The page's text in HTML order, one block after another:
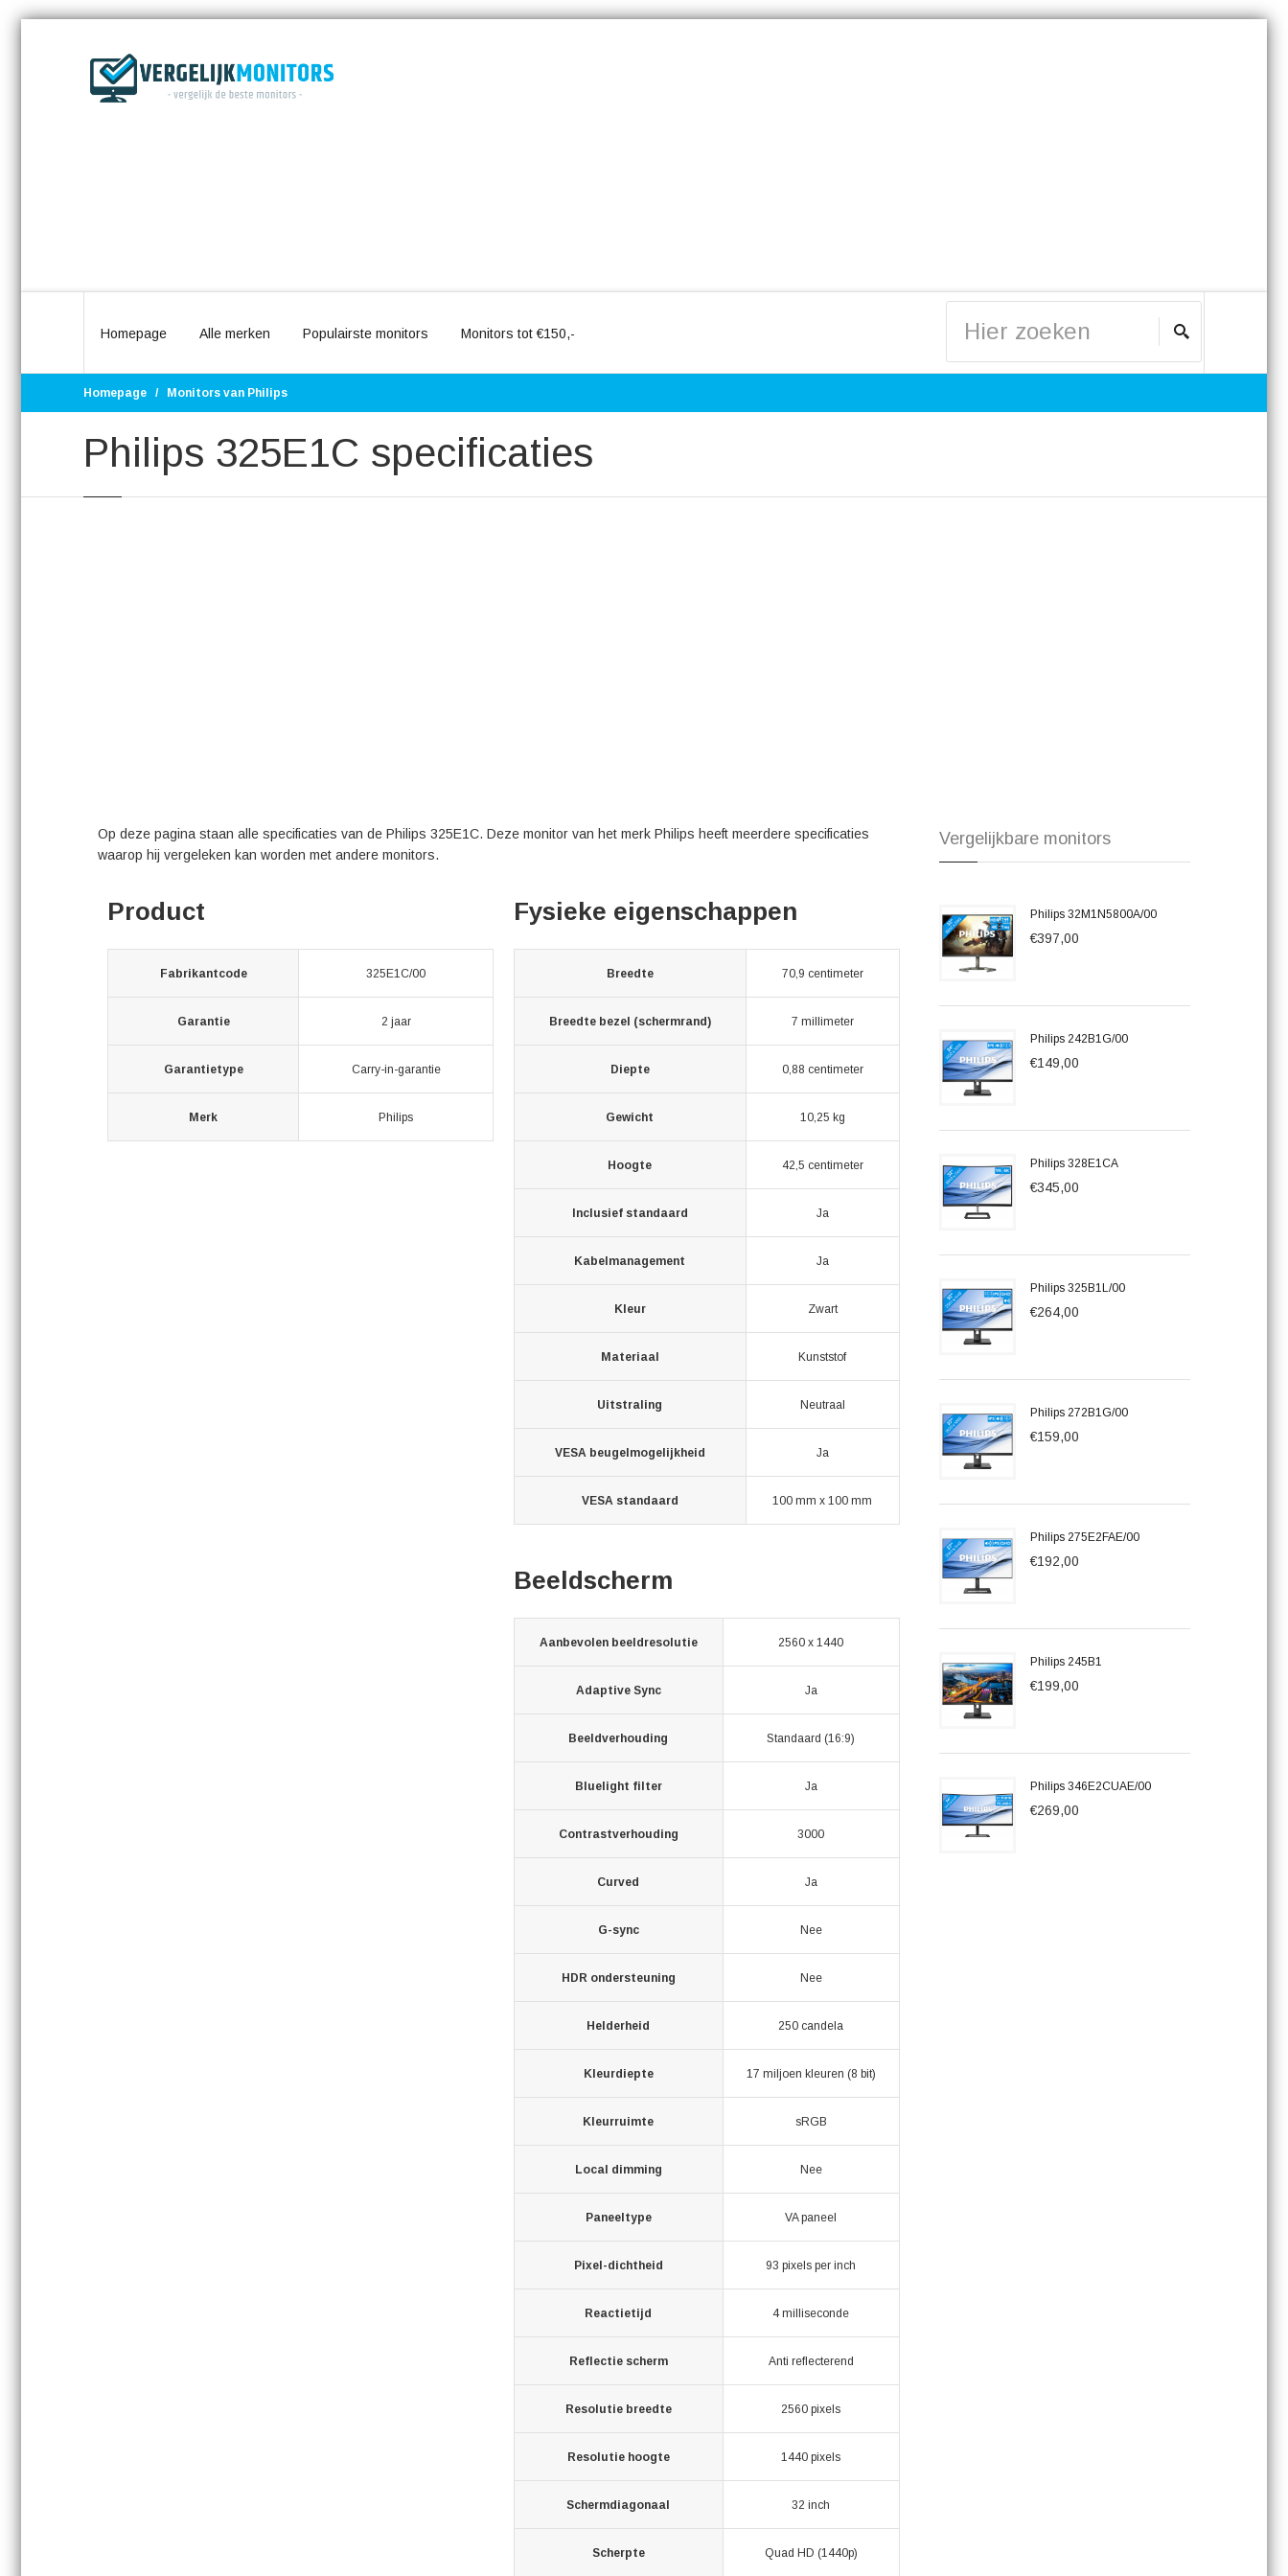
Homepage Alle merken Populairste monitors Monitors tot €150,-
Homepage Monitors van Philips
Philips 325E1C specificaties
Op deze pagina staan alle specificaties van de Philips 325E1C. Deze monitor van het merk Philips heeft meerdere specificaties
waarop hij vergeleken kan worden met andere monitors.
Product
Fabrikantcode 325E1C/00
Garantie 2 jaar
Garantietype Carry-in-garantie
Merk Philips
Fysieke eigenschappen
Breedte 70,9 centimeter
Breedte bezel (schermrand) 7 millimeter
Diepte 0,88 centimeter
Gewicht 10,25 kg
Hoogte 42,5 centimeter
Inclusief standaard Ja
Kabelmanagement Ja
Kleur Zwart
Materiaal Kunststof
Uitstraling Neutraal
VESA beugelmogelijkheid Ja
VESA standaard 100 mm x 100 mm
Beeldscherm
Aanbevolen beeldresolutie 2560 x 1440
Adaptive Sync Ja
Beeldverhouding Standaard (16:9)
Bluelight filter Ja
Contrastverhouding 3000
Curved Ja
G-sync Nee
HDR ondersteuning Nee
Helderheid 250 candela
Kleurdiepte 17 miljoen kleuren (8 bit)
Kleurruimte sRGB
Local dimming Nee
Paneeltype VA paneel
Pixel-dichtheid 93 pixels per inch
Reactietijd 4 milliseconde
Reflectie scherm Anti reflecterend
Resolutie breedte 2560 pixels
Resolutie hoogte 1440 pixels
Schermdiagonaal 32 inch
Scherpte Quad HD (1440p)
Vergelijkbare monitors
Philips 32M1N5800A/00
€397,00
Philips 242B1G/00
€149,00
Philips 328E1CA
€345,00
Philips 325B1L/00
€264,00
Philips 272B1G/00
€159,00
Philips 275E2FAE/00
€192,00
Philips 245B1
€199,00
Philips 346E2CUAE/00
€269,00